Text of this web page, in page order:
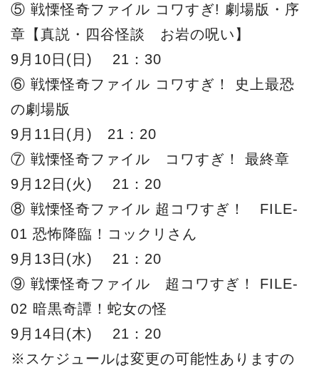
⑤ 戦慄怪奇ファイル コワすぎ! 劇場版・序
章【真説・四谷怪談 お岩の呪い】
9月10日(日) 21：30
⑥ 戦慄怪奇ファイル コワすぎ！ 史上最恐
の劇場版
9月11日(月) 21：20
⑦ 戦慄怪奇ファイル コワすぎ！ 最終章
9月12日(火) 21：20
⑧ 戦慄怪奇ファイル 超コワすぎ！ FILE-
01 恐怖降臨！コックリさん
9月13日(水) 21：20
⑨ 戦慄怪奇ファイル 超コワすぎ！ FILE-
02 暗黒奇譚！蛇女の怪
9月14日(木) 21：20
※スケジュールは変更の可能性ありますの